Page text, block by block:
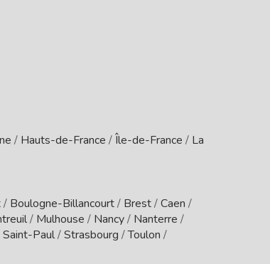
/ Hauts-de-France /Île-de-France / La
/ Boulogne-Billancourt/ Brest/Caen /
/ Mulhouse / Nancy/ Nanterre /
Saint-Paul/Strasbourg /Toulon /